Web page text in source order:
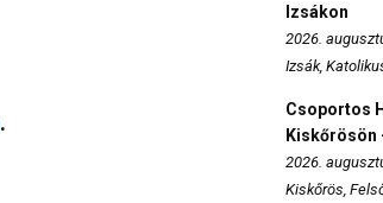
.
Izsákon
2026.
Izsák,
Csoportos
Kiskőrösön
2026.
Kiskőrös,